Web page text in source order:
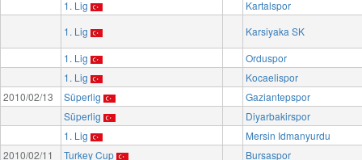
1. Lig
Kartalspor
1. Lig
Karsiyaka SK
1. Lig
Orduspor
1. Lig
Kocaelispor
2010/02/13
Süperlig
Gaziantepspor
Süperlig
Diyarbakirspor
1. Lig
Mersin Idmanyurdu
2010/02/11
Turkey Cup
Bursaspor